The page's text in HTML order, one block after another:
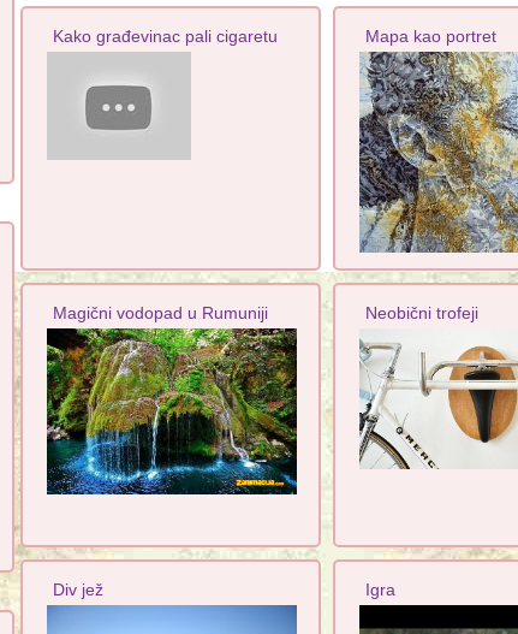
Kako građevinac pali cigaretu Mapa kao portret
Magični vodopad u Rumuniji Neobični trofeji
Div jež Igra